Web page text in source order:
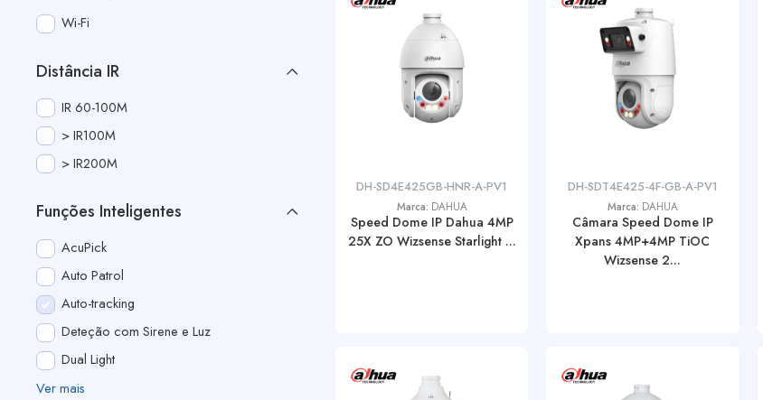
DH-SD4E425GB-HNR-A-PV1
Marca: DAHUA
Speed Dome IP Dahua 4MP
25X ZO Wizsense Starlight ...
DH-SDT4E425-4F-GB-A-PV1
Marca: DAHUA
Câmara Speed Dome IP
Xpans 4MP+4MP TiOC
Wizsense 2...
Wi-Fi
Distância IR
IR 60-100M
> IR100M
> IR200M
Funções Inteligentes
AcuPick
Auto Patrol
Auto-tracking
Deteção com Sirene e Luz
Dual Light
Ver mais